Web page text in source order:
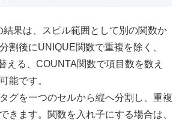
果は、スピル範囲として別の関数か
割後にUNIQUE関数で重複を除く、
える、COUNTA関数で項目数を数え
能です。
グを一つのセルから縦へ分割し、重複
きます。関数を入れ子にする場合は、